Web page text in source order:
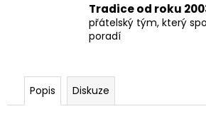
Tradice od roku
přátelský tým, který
poradí
Popis Diskuze